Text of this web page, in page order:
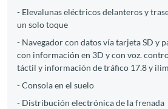
- Elevalunas eléctricos delanteros y
un solo toque
- Navegador con datos vía tarjeta SD y
con información en 3D y con voz.
táctil y información de tráfico 17.8 y
- Consola en el suelo
- Distribución electrónica de la frenada